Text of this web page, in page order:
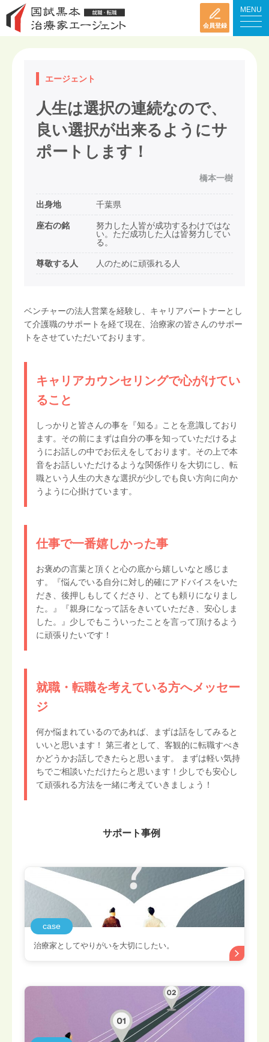
会員登録
MENU
エージェント
人生は選択の連続なので、
良い選択が出来るようにサ
ポートします！
橋本一樹
出身地 千葉県
座右の銘
努力した人皆が成功するわけではな
い。ただ成功した人は皆努力してい
る。
尊敬する人 人のために頑張れる人
ベンチャーの法人営業を経験し、キャリアパートナーとし
て介護職のサポートを経て現在、治療家の皆さんのサポー
トをさせていただいております。
キャリアカウンセリングで心がけてい
ること
しっかりと皆さんの事を『知る』ことを意識しており
ます。その前にまずは自分の事を知っていただけるよ
うにお話しの中でお伝えをしております。その上で本
音をお話しいただけるような関係作りを大切にし、転
職という人生の大きな選択が少しでも良い方向に向か
うように心掛けています。
仕事で一番嬉しかった事
お褒めの言葉と頂くと心の底から嬉しいなと感じま
す。『悩んでいる自分に対し的確にアドバイスをいた
だき、後押しもしてくださり、とても頼りになりまし
た。』『親身になって話をきいていただき、安心しま
した。』少しでもこういったことを言って頂けるよう
に頑張りたいです！
就職・転職を考えている方へメッセー
ジ
何か悩まれているのであれば、まずは話をしてみると
いいと思います！ 第三者として、客観的に転職すべき
かどうかお話しできたらと思います。 まずは軽い気持
ちでご相談いただけたらと思います！少しでも安心し
て頑張れる方法を一緒に考えていきましょう！
サポート事例
case
治療家としてやりがいを大切にしたい。